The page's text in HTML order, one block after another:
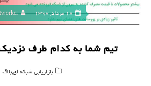
18 مرداد, 1397
تیم شما به کدام طرف
بازاریابی شبکه ای,بلاگ